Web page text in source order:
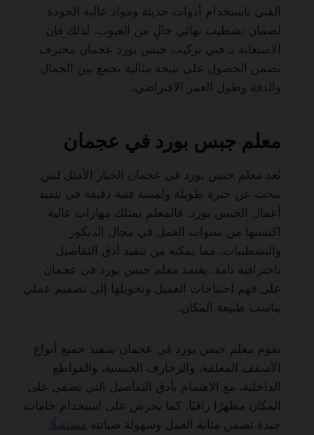
الفني باستخدام أدوات حديثة ومواد عالية الجودة
لضمان تشطيب نهائي خالٍ من العيوب. لذلك فإن
الاستعانة بـ فني تركيب جبس بورد عجمان محترف
تضمن الحصول على نتيجة مثالية تجمع بين الجمال
والدقة وطول العمر الافتراضي.
معلم جبس بورد في عجمان
يُعد معلم جبس بورد في عجمان الخيار الأمثل لمن
يبحث عن خبرة طويلة ولمسة فنية دقيقة في تنفيذ
أعمال الجبس بورد. فالمعلم يمتلك مهارات عالية
اكتسبها من سنوات العمل في مجال الديكور
والتشطيبات، مما يمكنه من تنفيذ أدق التفاصيل
باحترافية تامة. يعتمد معلم جبس بورد في عجمان
على فهم احتياجات العميل وتحويلها إلى تصميم عملي
يناسب طبيعة المكان.
يقوم معلم جبس بورد في عجمان بتنفيذ جميع أنواع
الأسقف المعلقة، والزخارف الجبسية، والقواطع
الداخلية، مع الاهتمام بأدق التفاصيل التي تضفي على
المكان مظهرًا راقيًا. كما يحرص على استخدام خامات
جيدة تضمن متانة العمل وسهولة صيانته مستقبلًا.